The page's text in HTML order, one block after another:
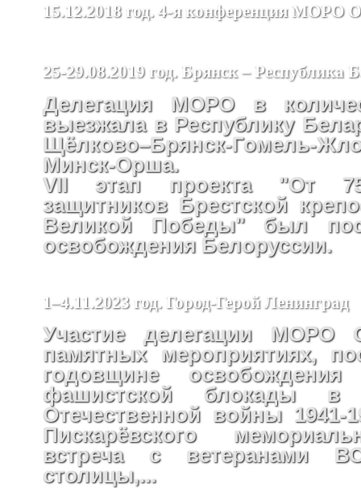
15.12.2018 год. 4-я конференция
25-29.08.2019 год. Брянск – Республика
Делегация МОРО в
выезжала в Республику
Щёлково–Брянск-Гомель-
Минск-Орша.
VII этап проекта "От
защитников Брестской
Великой Победы" был
освобождения Белоруссии.
1–4.11.2023 год. Город-Герой Ленинград
Участие делегации
памятных мероприятиях,
годовщине
фашистской блокады в
Отечественной войны 1941-
Пискарёвского
встреча с ветеранами
столицы,...